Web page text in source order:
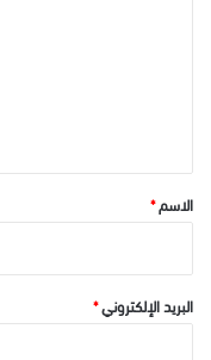
*الاسم*
البريد الإلكتروني*